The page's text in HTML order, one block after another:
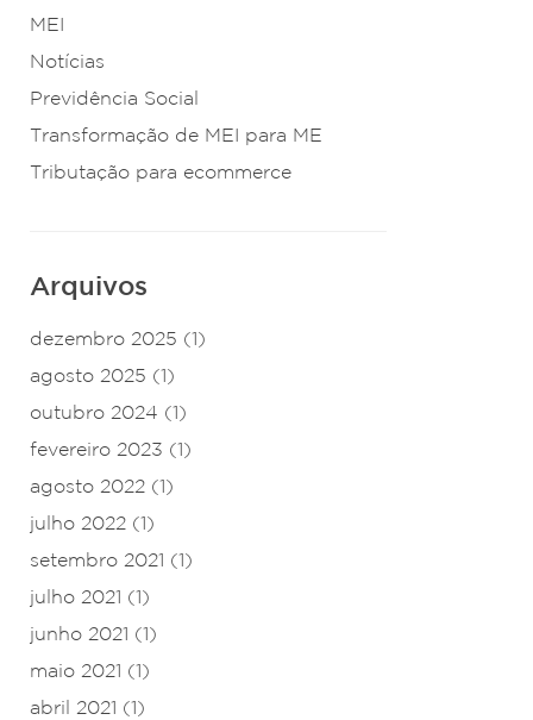
MEI
Notícias
Previdência Social
Transformação de MEI para ME
Tributação para ecommerce
Arquivos
dezembro 2025 (1)
agosto 2025 (1)
outubro 2024 (1)
fevereiro 2023 (1)
agosto 2022 (1)
julho 2022 (1)
setembro 2021 (1)
julho 2021 (1)
junho 2021 (1)
maio 2021 (1)
abril 2021 (1)